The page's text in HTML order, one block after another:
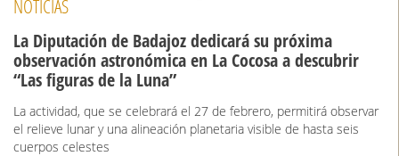
NOTICIAS
La Diputación de Badajoz dedicará su próxima
observación astronómica en La Cocosa a descubrir
“Las figuras de la Luna”
La actividad, que se celebrará el 27 de febrero, permitirá observar
el relieve lunar y una alineación planetaria visible de hasta seis
cuerpos celestes